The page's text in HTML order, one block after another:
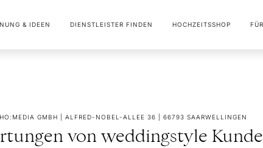
& IDEEN DIENSTLEISTER FINDEN HOCHZEITSSHOP
GMBH | ALFRED-NOBEL-ALLEE 36 | 66793 SAARWELLINGEN
von weddingstyle